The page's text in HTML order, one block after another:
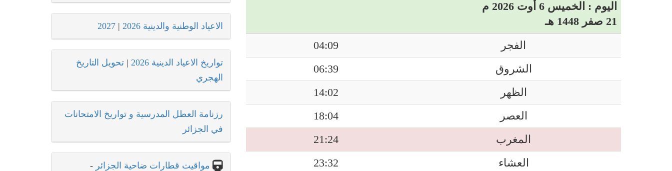
اليوم : الخميس 6 أوت 2026 م
21 صفر 1448 هـ
الفجر
04:09
الشروق
06:39
الظهر
14:02
العصر
18:04
المغرب
21:24
العشاء
23:32
الاعياد الوطنية والدينية 2026 |
2027
تواريخ الاعياد الدينية 2026 | تحويل التاريخ
الهجري
رزنامة العطل المدرسية و تواريخ الامتحانات
في الجزائر
مواقيت قطارات ضاحية الجزائر -